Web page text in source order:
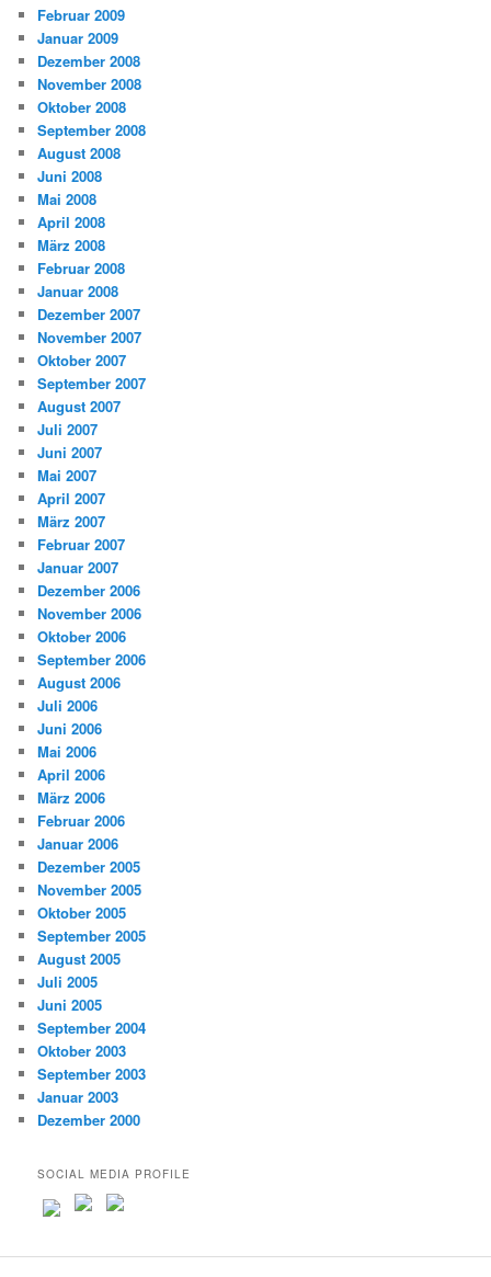
Februar 2009
Januar 2009
Dezember 2008
November 2008
Oktober 2008
September 2008
August 2008
Juni 2008
Mai 2008
April 2008
März 2008
Februar 2008
Januar 2008
Dezember 2007
November 2007
Oktober 2007
September 2007
August 2007
Juli 2007
Juni 2007
Mai 2007
April 2007
März 2007
Februar 2007
Januar 2007
Dezember 2006
November 2006
Oktober 2006
September 2006
August 2006
Juli 2006
Juni 2006
Mai 2006
April 2006
März 2006
Februar 2006
Januar 2006
Dezember 2005
November 2005
Oktober 2005
September 2005
August 2005
Juli 2005
Juni 2005
September 2004
Oktober 2003
September 2003
Januar 2003
Dezember 2000
SOCIAL MEDIA PROFILE